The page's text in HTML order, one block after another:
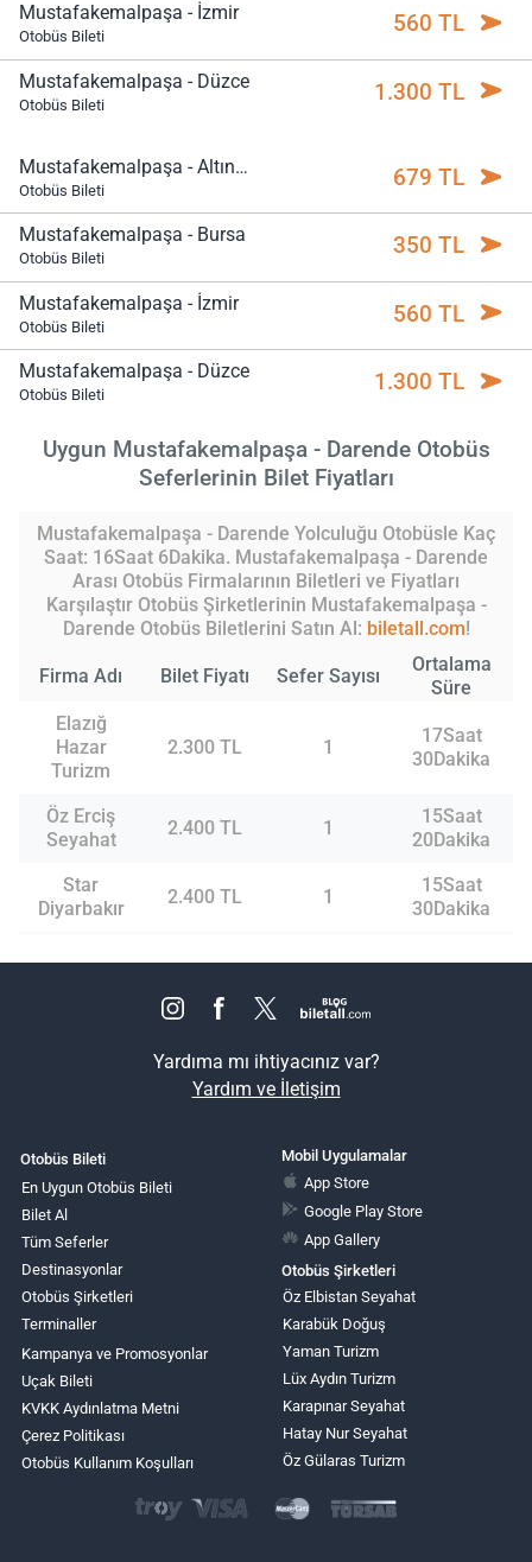
Mustafakemalpaşa - İzmir
Otobüs Bileti 560 TL
Mustafakemalpaşa - Düzce
Otobüs Bileti 1.300 TL
Mustafakemalpaşa - Altınoluk
Otobüs Bileti 679 TL
Mustafakemalpaşa - Bursa
Otobüs Bileti 350 TL
Mustafakemalpaşa - İzmir
Otobüs Bileti 560 TL
Mustafakemalpaşa - Düzce
Otobüs Bileti 1.300 TL
Uygun Mustafakemalpaşa - Darende Otobüs
Seferlerinin Bilet Fiyatları
Mustafakemalpaşa - Darende Yolculuğu Otobüsle Kaç
Saat: 16Saat 6Dakika. Mustafakemalpaşa - Darende
Arası Otobüs Firmalarının Biletleri ve Fiyatları
Karşılaştır Otobüs Şirketlerinin Mustafakemalpaşa -
Darende Otobüs Biletlerini Satın Al: biletall.com!
Firma Adı Bilet Fiyatı Sefer Sayısı
Ortalama
Süre
Elazığ
Hazar
Turizm
2.300 TL 1
17Saat
30Dakika
Öz Erciş
Seyahat
2.400 TL 1
15Saat
20Dakika
Star
Diyarbakır
2.400 TL 1
15Saat
30Dakika
Yardıma mı ihtiyacınız var?
Yardım ve İletişim
Otobüs Bileti
En Uygun Otobüs Bileti
Bilet Al
Tüm Seferler
Destinasyonlar
Otobüs Şirketleri
Terminaller
Kampanya ve Promosyonlar
Uçak Bileti
KVKK Aydınlatma Metni
Çerez Politikası
Otobüs Kullanım Koşulları
Mobil Uygulamalar
App Store
Google Play Store
App Gallery
Otobüs Şirketleri
Öz Elbistan Seyahat
Karabük Doğuş
Yaman Turizm
Lüx Aydın Turizm
Karapınar Seyahat
Hatay Nur Seyahat
Öz Gülaras Turizm